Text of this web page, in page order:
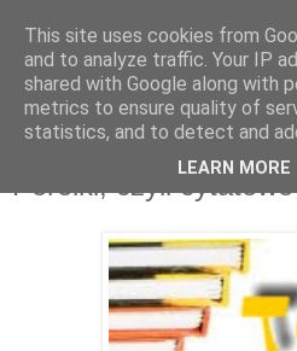
Perełki, czyli
This site uses cookies from
and to analyze traffic. Your IP
shared with Google along with
metrics to ensure quality of
statistics, and to detect and
LEARN MORE